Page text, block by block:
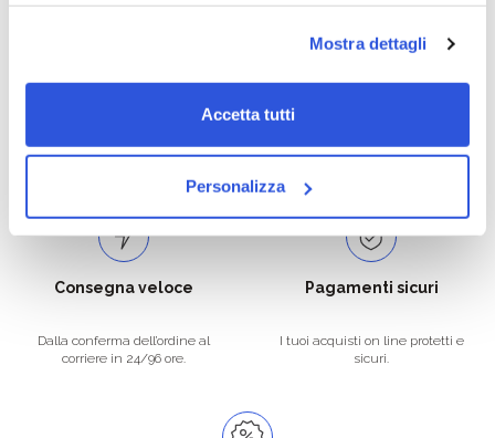
Mostra dettagli
Accetta tutti
Personalizza
Catalogo prodotti ampio e completo
per soddisfare tutte le esigenze.
Con un acquisto minimo di 29.90 €
Spedizioni in tutta Europa a 20€.
Consegna veloce
Dalla conferma dell’ordine al
corriere in 24/96 ore.
Pagamenti sicuri
I tuoi acquisti on line protetti e
sicuri.